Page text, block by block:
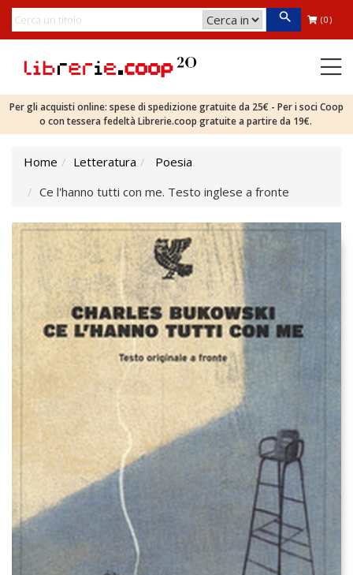
(0)
Per gli acquisti online: spese di spedizione gratuite da 25€ - Per i soci Coop
o con tessera fedeltà Librerie.coop gratuite a partire da 19€.
Home Letteratura
Poesia
Ce l'hanno tutti con me. Testo inglese a fronte